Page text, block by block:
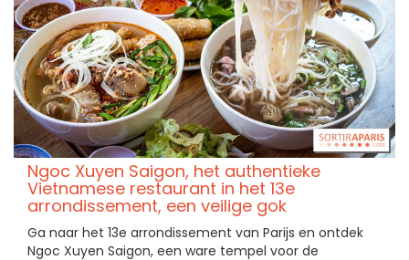
Ngoc Xuyen Saigon, het authentieke
Vietnamese restaurant in het 13e
arrondissement, een veilige gok
Ga naar het 13e arrondissement van Parijs en ontdek
Ngoc Xuyen Saigon, een ware tempel voor de